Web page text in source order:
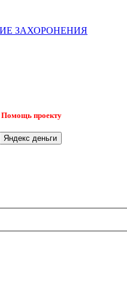
ЗАХОРОНЕНИЯ
Помощь проекту